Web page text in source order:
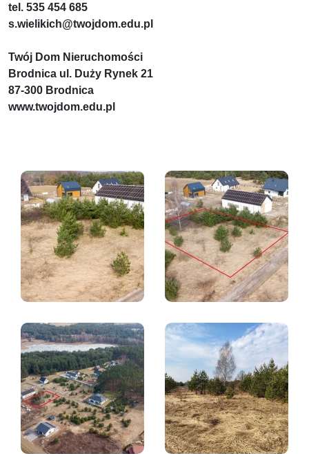
tel. 535 454 685
s.wielikich@twojdom.edu.pl
Twój Dom Nieruchomości
Brodnica ul. Duży Rynek 21
87-300 Brodnica
www.twojdom.edu.pl